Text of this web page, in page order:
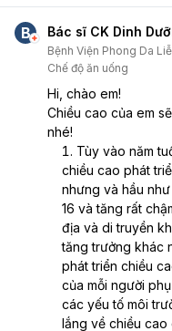
chiều cao và squat,bật
tập đều mỗi ngày thì
có cải thiện không ạ
ngày e đều đo chiều
ngủ thẳng người,ngủ đủ
B Bác sĩ CK Dinh
Bệnh Viện Phong Da
Chế độ ăn uống
Hi, chào em!
Chiều cao của em
nhé!
Tùy vào năm
chiều cao phát
nhưng và hầu
16 và tăng rất
địa và di truyền
tăng trưởng khác
phát triển chiều
của mỗi người
các yếu tố môi
lắng về chiều cao